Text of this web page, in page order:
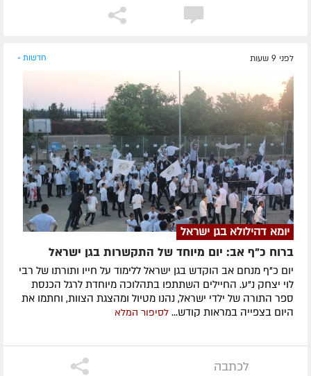
לפני 9 שעות חדשות »
יומא דהילולא בגן ישראל
ברוח כ"ף אב: יום מיוחד של התקשרות בגן ישראל
יום כ"ף מנחם אב הוקדש בגן ישראל ללימוד על חייו ותורתו של רבי
לוי יצחק נ"ע. החיילים השתתפו בתהלוכה מיוחדת לרגל הכנסת
ספר התורה של ילדי ישראל, נהנו מטיול ומהצגת הצוות, וחתמו את
היום בצפייה במראות קודש... לסיפור המלא
לכתבה